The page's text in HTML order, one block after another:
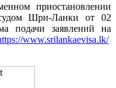
приостановлении
Шри-Ланки от 02
подачи заявлений на
www.srilankaevisa.lk/